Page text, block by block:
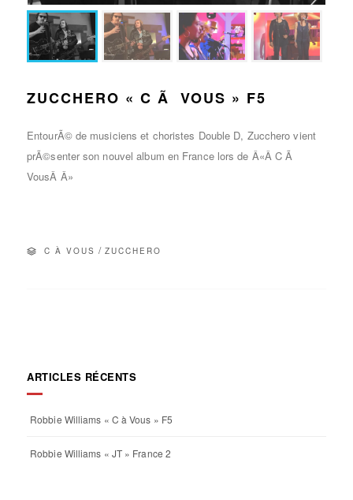
ZUCCHERO « C Ã VOUS » F5
EntourÃ© de musiciens et choristes Double D, Zucchero vient
prÃ©senter son nouvel album en France lors de Â«Â C Ã
VousÂ Â»
C À VOUS / ZUCCHERO
ARTICLES RÉCENTS
Robbie Williams « C à Vous » F5
Robbie Williams « JT » France 2